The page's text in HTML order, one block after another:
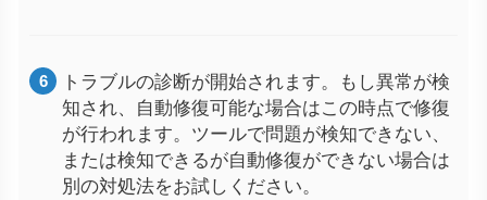
トラブルの診断が開始されます。もし異常が検
知され、自動修復可能な場合はこの時点で修復
が行われます。ツールで問題が検知できない、
または検知できるが自動修復ができない場合は
別の対処法をお試しください。